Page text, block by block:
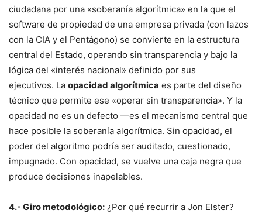
ciudadana por una «soberanía algorítmica» en la que el
software de propiedad de una empresa privada (con lazos
con la CIA y el Pentágono) se convierte en la estructura
central del Estado, operando sin transparencia y bajo la
lógica del «interés nacional» definido por sus
ejecutivos. La opacidad algorítmica es parte del diseño
técnico que permite ese «operar sin transparencia». Y la
opacidad no es un defecto —es el mecanismo central que
hace posible la soberanía algorítmica. Sin opacidad, el
poder del algoritmo podría ser auditado, cuestionado,
impugnado. Con opacidad, se vuelve una caja negra que
produce decisiones inapelables.
4.- Giro metodológico: ¿Por qué recurrir a Jon Elster?